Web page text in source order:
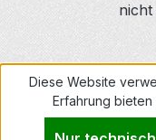
nicht
Diese Website
Erfahrung bieten